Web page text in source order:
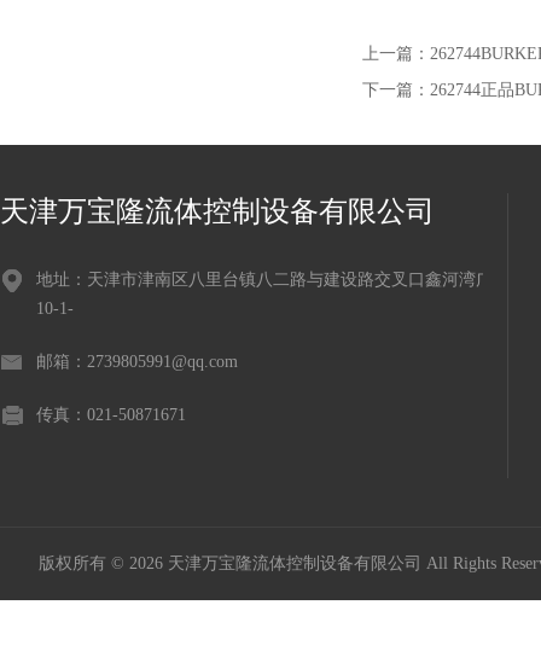
上一篇：
下一篇： 262744正品
天津万宝隆流体控制设备有限公司
地址：天津市津南区八里台镇八二路与建设路交叉口鑫河湾广场
10-1-
邮箱：2739805991@qq.com
传真：021-50871671
版权所有 © 2026 天津万宝隆流体控制设备有限公司 All Rights